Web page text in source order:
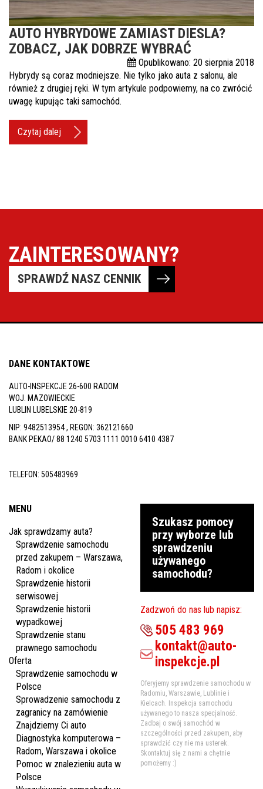
Pomoc w znalezieniu auta w Polsce
Wyszukiwanie samochodu w ogłoszeniach
Referencje
Cennik
505
kontakt@auto-
inspekcje.pl
Radom,
AUTO HYBRYDOWE ZAMIAST DIESLA?
ZOBACZ, JAK DOBRZE WYBRAĆ
Opublikowano: 20 sierpnia 2018
Hybrydy są coraz modniejsze. Nie tylko jako auta z salonu, ale
również z drugiej ręki. W tym artykule podpowiemy, na co zwrócić
uwagę kupując taki samochód.
Czytaj dalej
ZAINTERESOWANY?
SPRAWDŹ NASZ CENNIK
DANE KONTAKTOWE
AUTO-INSPEKCJE 26-600 RADOM
WOJ. MAZOWIECKIE
LUBLIN LUBELSKIE 20-819
NIP: 9482513954 , REGON: 362121660
BANK PEKAO/ 88 1240 5703 1111 0010 6410 4387
TELEFON: 505483969
MENU
Jak sprawdzamy auta?
Sprawdzenie samochodu
przed zakupem – Warszawa,
Radom i okolice
Sprawdzenie historii
serwisowej
Sprawdzenie historii
wypadkowej
Sprawdzenie stanu
prawnego samochodu
Oferta
Sprawdzenie samochodu w
Polsce
Sprowadzenie samochodu z
zagranicy na zamówienie
Znajdziemy Ci auto
Diagnostyka komputerowa –
Radom, Warszawa i okolice
Pomoc w znalezieniu auta w
Polsce
Szukasz pomocy
przy wyborze lub
sprawdzeniu
używanego
samochodu?
Zadzwoń do nas lub napisz:
505 483 969
kontakt@auto-
inspekcje.pl
Oferyjemy sprawdzenie samochodu w
Radomiu, Warszawie, Lublinie i
Kielcach. Inspekcja samochodu
używanego to nasza specjalność.
Zadbaj o swój samochód w
szczególności przed zakupem, aby
sprawdzić czy nie ma usterek.
Skontaktuj się z nami a chętnie
pomożemy :)